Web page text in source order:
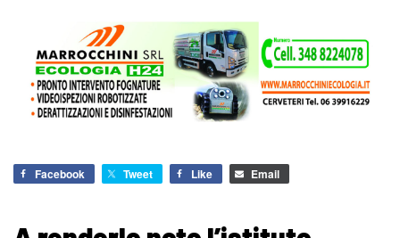
Facebook Tweet Like Email